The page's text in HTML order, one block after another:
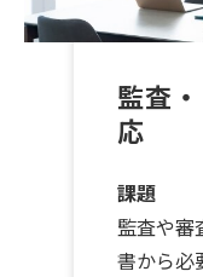
監査
応
課題
監査や審
書から必